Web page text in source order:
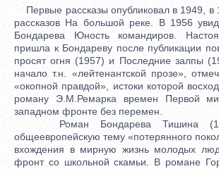
Первые рассказы опубликовал в 1949, в
рассказов На большой реке. В 1956
Бондарева Юность командиров.
пришла к Бондареву после публикации
просят огня (1957) и Последние залпы
начало т.н. «лейтенантской прозе»,
«окопной правдой», истоки которой
роману Э.М.Ремарка времен Первой
западном фронте без перемен.
Роман Бондарева Тишина
общеевропейскую тему «потерянного
вхождения в мирную жизнь молодых
фронт со школьной скамьи. В романе